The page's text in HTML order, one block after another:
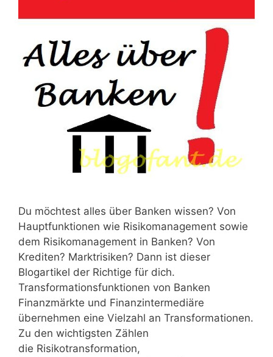
Du möchtest alles über Banken wissen? Von
Hauptfunktionen wie Risikomanagement sowie
dem Risikomanagement in Banken? Von
Krediten? Marktrisiken? Dann ist dieser
Blogartikel der Richtige für dich.
Transformationsfunktionen von Banken
Finanzmärkte und Finanzintermediäre
übernehmen eine Vielzahl an Transformationen.
Zu den wichtigsten Zählen
die Risikotransformation,